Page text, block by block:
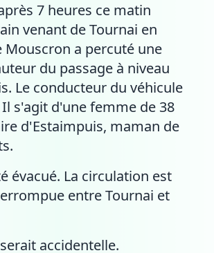
7 heures ce matin
venant de Tournai en
Mouscron a percuté une
du passage à niveau
Le conducteur du véhicule
s'agit d'une femme de 38
d'Estaimpuis, maman de
évacué. La circulation est
entre Tournai et
accidentelle.